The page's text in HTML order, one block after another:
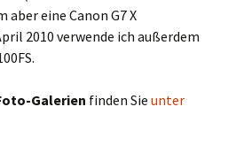
eine Canon G7 X
2010 verwende ich außerdem
Galerien finden Sie unter